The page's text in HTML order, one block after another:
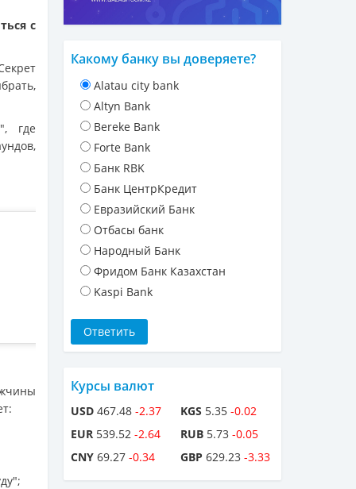
с
где
Какому банку вы доверяете?
Alatau city bank
Altyn Bank
Bereke Bank
Forte Bank
Банк RBK
Банк ЦентрКредит
Евразийский Банк
Отбасы банк
Народный Банк
Фридом Банк Казахстан
Kaspi Bank
Курсы валют
USD 467.48 -2.37
EUR 539.52 -2.64
CNY 69.27 -0.34
KGS 5.35 -0.02
RUB 5.73 -0.05
GBP 629.23 -3.33